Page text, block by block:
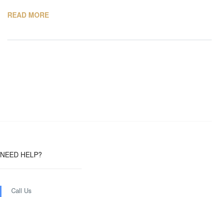
READ MORE
NEED HELP?
Call Us